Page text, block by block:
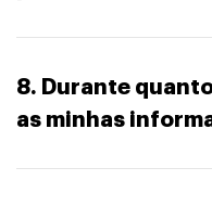
8. Durante
as minhas